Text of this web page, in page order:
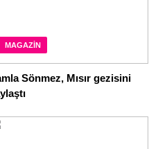
MAGAZIN
Sönmez, Mısır gezisini